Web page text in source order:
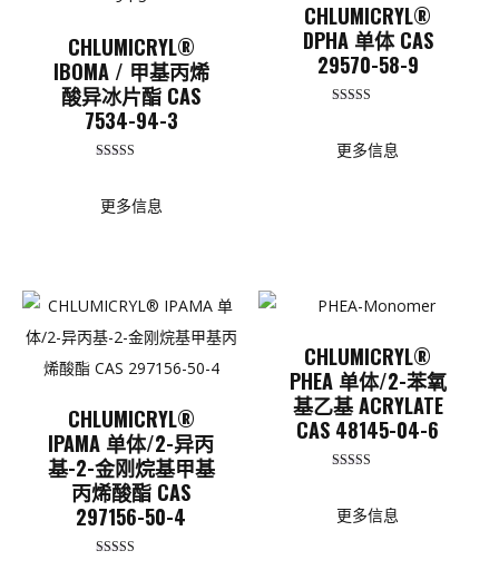
CHLUMICRYL®
IBOMA / 甲基丙烯
酸异冰片酯 CAS
7534-94-3
（满分 5 分
更多信息
CHLUMICRYL®
DPHA 单体 CAS
29570-58-9
（满分 5 分
更多信息
CHLUMICRYL®
IPAMA 单体/2-异丙
基-2-金刚烷基甲基
丙烯酸酯 CAS
297156-50-4
CHLUMICRYL®
PHEA 单体/2-苯氧
基乙基 ACRYLATE
CAS 48145-04-6
（满分 5 分
更多信息